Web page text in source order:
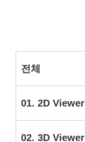
전체
01. 2D Viewer
02. 3D Viewer